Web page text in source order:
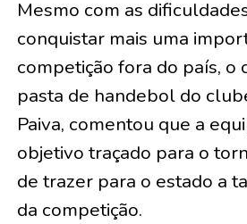
Mesmo com as
conquistar mais uma
competição fora do país, o
pasta de handebol do
Paiva, comentou que a
objetivo traçado para o
de trazer para o estado a
da competição.